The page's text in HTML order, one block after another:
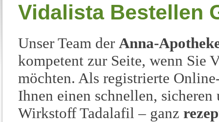
Vidalista Bestellen
Unser Team der Anna-
kompetent zur Seite, wenn Sie
möchten. Als registrierte
Ihnen einen schnellen,
Wirkstoff Tadalafil – ganz